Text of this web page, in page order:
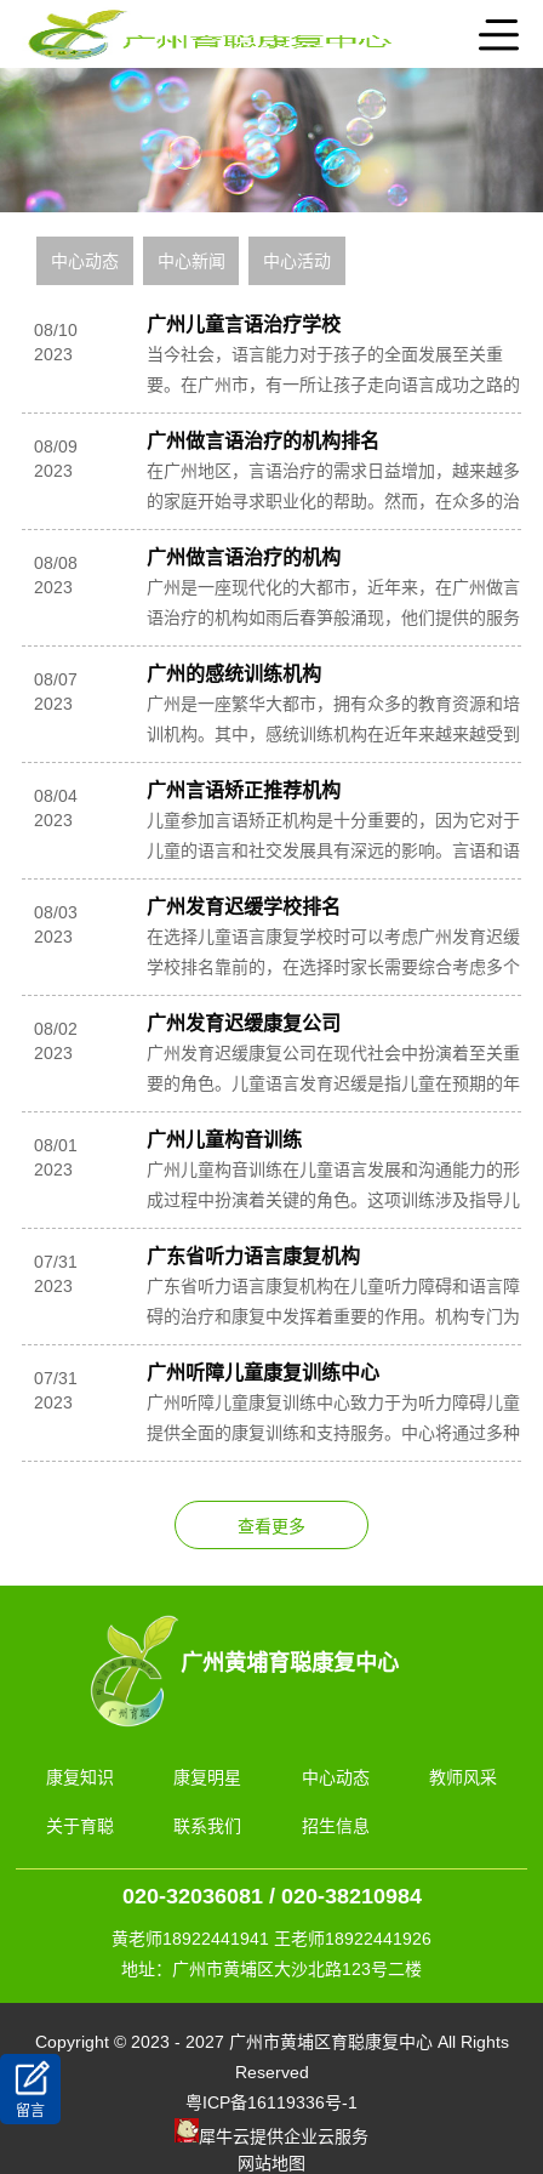
中心动态 中心新闻 中心活动
08/10
2023
广州儿童言语治疗学校
当今社会，语言能力对于孩子的全面发展至关重
要。在广州市，有一所让孩子走向语言成功之路的
学校，那就是广州儿童言语治疗学校。这所学校致
力于激发每...
08/09
2023
广州做言语治疗的机构排名
在广州地区，言语治疗的需求日益增加，越来越多
的家庭开始寻求职业化的帮助。然而，在众多的治
疗机构中选择合适的一家，并不是一件容易的事
情。广州做...
08/08
2023
广州做言语治疗的机构
广州是一座现代化的大都市，近年来，在广州做言
语治疗的机构如雨后春笋般涌现，他们提供的服务
内容多种多样，致力于帮助有需要的人解决言语障
碍等问题...
08/07
2023
广州的感统训练机构
广州是一座繁华大都市，拥有众多的教育资源和培
训机构。其中，感统训练机构在近年来越来越受到
家长和学生的关注。广州的感统训练机构致力于培
养孩子们...
08/04
2023
广州言语矫正推荐机构
儿童参加言语矫正机构是十分重要的，因为它对于
儿童的语言和社交发展具有深远的影响。言语和语
言技能在儿童的成长和发展中扮演着至关重要的角
色，良好...
08/03
2023
广州发育迟缓学校排名
在选择儿童语言康复学校时可以考虑广州发育迟缓
学校排名靠前的，在选择时家长需要综合考虑多个
因素，以确保孩子能够得到适合的教育和支持。首
先家长应...
08/02
2023
广州发育迟缓康复公司
广州发育迟缓康复公司在现代社会中扮演着至关重
要的角色。儿童语言发育迟缓是指儿童在预期的年
龄阶段内无法达到与其同龄人相当的语言能力水
平。这可能...
08/01
2023
广州儿童构音训练
广州儿童构音训练在儿童语言发展和沟通能力的形
成过程中扮演着关键的角色。这项训练涉及指导儿
童正确发音并纠正其可能存在的语音缺陷或发音障
碍。构音...
07/31
2023
广东省听力语言康复机构
广东省听力语言康复机构在儿童听力障碍和语言障
碍的治疗和康复中发挥着重要的作用。机构专门为
有听力和语言问题的儿童提供综合性的康复服务，
涵盖了从...
07/31
2023
广州听障儿童康复训练中心
广州听障儿童康复训练中心致力于为听力障碍儿童
提供全面的康复训练和支持服务。中心将通过多种
方法和综合性的康复计划来帮助听障儿童实现听力
广州黄埔育聪康复中心
康复知识 康复明星 中心动态 教师风采
关于育聪 联系我们 招生信息
020-32036081 / 020-38210984
黄老师18922441941 王老师18922441926
地址：广州市黄埔区大沙北路123号二楼
Copyright © 2023 - 2027 广州市黄埔区育聪康复中心 All Rights
Reserved
粤ICP备16119336号-1
犀牛云提供企业云服务
网站地图
留言